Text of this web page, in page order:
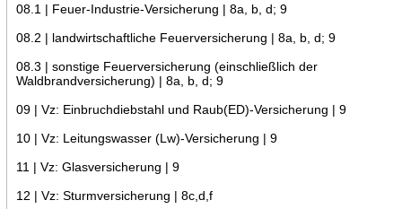
08.1 | Feuer-Industrie-Versicherung | 8a, b, d; 9
08.2 | landwirtschaftliche Feuerversicherung | 8a, b, d; 9
08.3 | sonstige Feuerversicherung (einschließlich der
Waldbrandversicherung) | 8a, b, d; 9
09 | Vz: Einbruchdiebstahl und Raub(ED)-Versicherung | 9
10 | Vz: Leitungswasser (Lw)-Versicherung | 9
11 | Vz: Glasversicherung | 9
12 | Vz: Sturmversicherung | 8c,d,f